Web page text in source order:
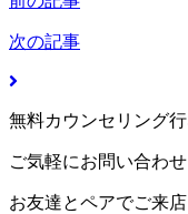
次の記事
無料カウンセリング
ご気軽にお問い合わ
お友達とペアでご来